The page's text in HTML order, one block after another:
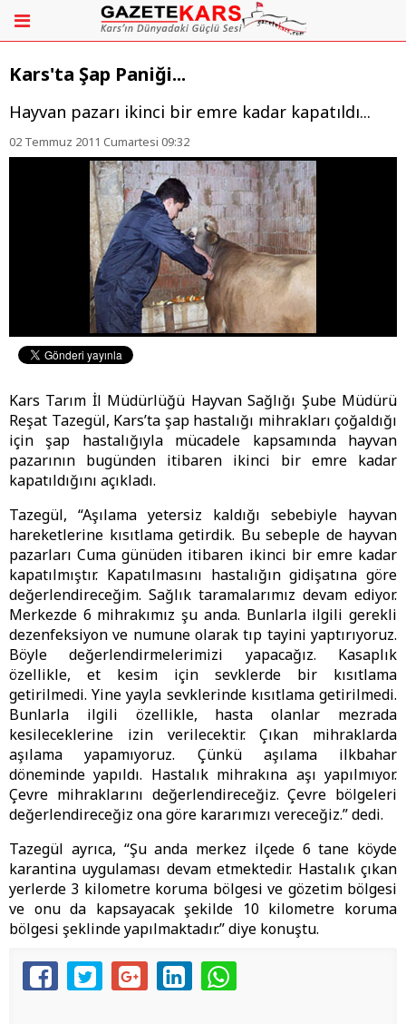
Kars'ta Şap Paniği...
Hayvan pazarı ikinci bir emre kadar kapatıldı...
02 Temmuz 2011 Cumartesi 09:32
Kars Tarım İl Müdürlüğü Hayvan Sağlığı Şube Müdürü
Reşat Tazegül, Kars’ta şap hastalığı mihrakları çoğaldığı
için şap hastalığıyla mücadele kapsamında hayvan
pazarının bugünden itibaren ikinci bir emre kadar
kapatıldığını açıkladı.
Tazegül, “Aşılama yetersiz kaldığı sebebiyle hayvan
hareketlerine kısıtlama getirdik. Bu sebeple de hayvan
pazarları Cuma günüden itibaren ikinci bir emre kadar
kapatılmıştır. Kapatılmasını hastalığın gidişatına göre
değerlendireceğim. Sağlık taramalarımız devam ediyor.
Merkezde 6 mihrakımız şu anda. Bunlarla ilgili gerekli
dezenfeksiyon ve numune olarak tıp tayini yaptırıyoruz.
Böyle değerlendirmelerimizi yapacağız. Kasaplık
özellikle, et kesim için sevklerde bir kısıtlama
getirilmedi. Yine yayla sevklerinde kısıtlama getirilmedi.
Bunlarla ilgili özellikle, hasta olanlar mezrada
kesileceklerine izin verilecektir. Çıkan mihraklarda
aşılama yapamıyoruz. Çünkü aşılama ilkbahar
döneminde yapıldı. Hastalık mihrakına aşı yapılmıyor.
Çevre mihraklarını değerlendireceğiz. Çevre bölgeleri
değerlendireceğiz ona göre kararımızı vereceğiz.” dedi.
Tazegül ayrıca, “Şu anda merkez ilçede 6 tane köyde
karantina uygulaması devam etmektedir. Hastalık çıkan
yerlerde 3 kilometre koruma bölgesi ve gözetim bölgesi
ve onu da kapsayacak şekilde 10 kilometre koruma
bölgesi şeklinde yapılmaktadır.” diye konuştu.